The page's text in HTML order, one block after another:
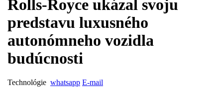
Rolls-Royce ukázal svoju
predstavu luxusného
autonómneho vozidla
budúcnosti
Technológie whatsapp E-mail